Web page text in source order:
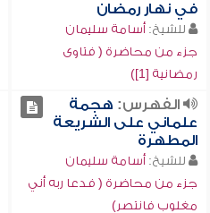
في نهار رمضان
للشيخ: أسامة سليمان
جزء من محاضرة ( فتاوى
رمضانية [1])
الفهرس: هجمة
علماني على الشريعة
المطهرة
للشيخ: أسامة سليمان
جزء من محاضرة ( فدعا ربه أني
مغلوب فانتصر)